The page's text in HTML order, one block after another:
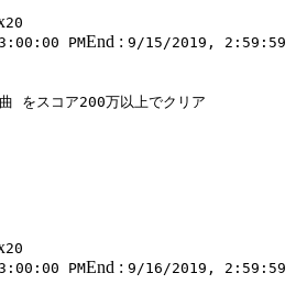
20
PMEnd : 9/15/2019, 2:59:59
曲 をスコア200万以上でクリア
20
PMEnd : 9/16/2019, 2:59:59